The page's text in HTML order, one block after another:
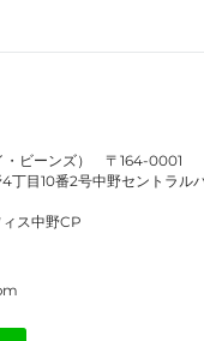
・ビーンズ） 〒164-0001
丁目10番2号中野セントラル
ス中野CP